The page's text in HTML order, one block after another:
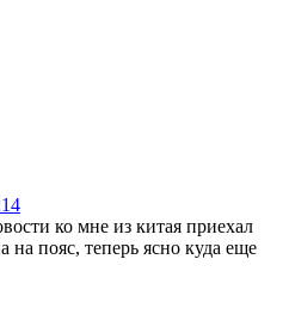
ко мне из китая приехал
на пояс, теперь ясно куда еще